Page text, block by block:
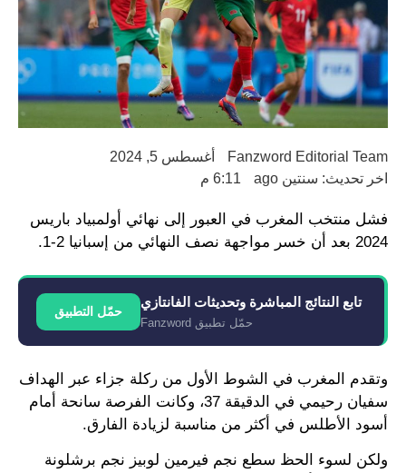
Fanzword Editorial Team
أغسطس 5, 2024
اخر تحديث: سنتين ago
6:11 م
فشل منتخب المغرب في العبور إلى نهائي أولمبياد باريس
2024 بعد أن خسر مواجهة نصف النهائي من إسبانيا 2-1.
تابع النتائج المباشرة وتحديثات الفانتازي
حمّل تطبيق Fanzword
حمّل التطبيق
وتقدم المغرب في الشوط الأول من ركلة جزاء عبر الهداف
سفيان رحيمي في الدقيقة 37، وكانت الفرصة سانحة أمام
أسود الأطلس في أكثر من مناسبة لزيادة الفارق.
ولكن لسوء الحظ سطع نجم فيرمين لوبيز نجم برشلونة